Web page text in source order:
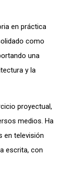
en práctica
como
una
y la
proyectual,
medios. Ha
en televisión
escrita, con